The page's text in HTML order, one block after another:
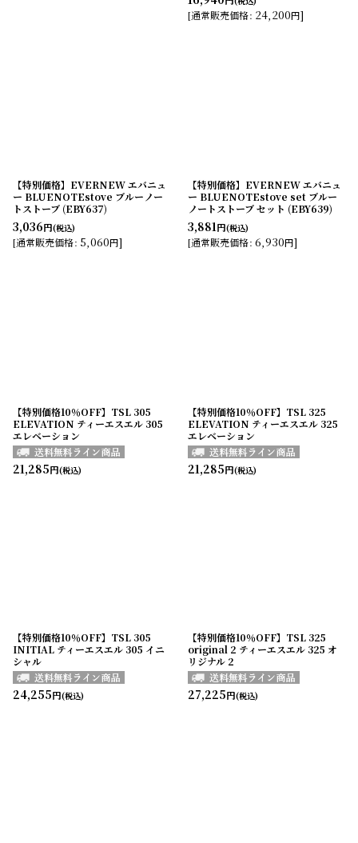
[通常販売価格: 24,200円]
【特別価格】EVERNEW エバニュ
ー BLUENOTEstove ブルーノー
トストーブ (EBY637)
3,036円(税込)
[通常販売価格: 5,060円]
【特別価格】EVERNEW エバニュ
ー BLUENOTEstove set ブルー
ノートストーブ セット (EBY639)
3,881円(税込)
[通常販売価格: 6,930円]
【特別価格10％OFF】TSL 305
ELEVATION ティーエスエル 305
エレベーション
21,285円(税込)
【特別価格10％OFF】TSL 325
ELEVATION ティーエスエル 325
エレベーション
21,285円(税込)
【特別価格10％OFF】TSL 305
INITIAL ティーエスエル 305 イニ
シャル
24,255円(税込)
【特別価格10％OFF】TSL 325
original 2 ティーエスエル 325 オ
リジナル 2
27,225円(税込)